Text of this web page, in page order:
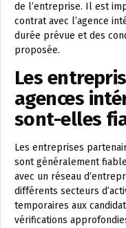
de l’entreprise. Il est
contrat avec l’agence
durée prévue et des
proposée.
Les
agences
sont-elles
Les entreprises
sont généralement
avec un réseau
différents secteurs
temporaires aux
vérifications